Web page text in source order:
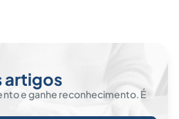
artigos
e ganhe reconhecimento. É